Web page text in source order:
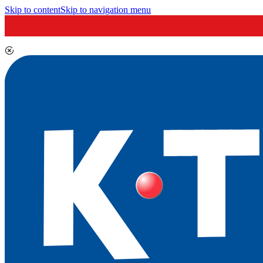
Skip to contentSkip to navigation menu